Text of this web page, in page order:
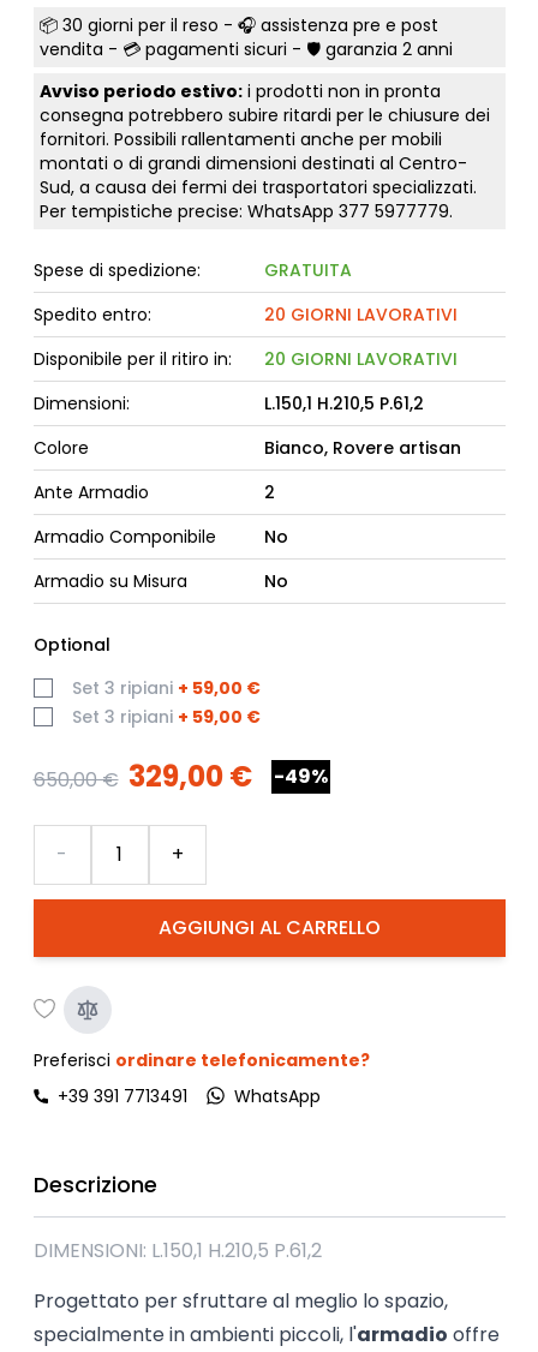
📦 30 giorni per il reso - 🎧 assistenza pre e post
vendita - 💳 pagamenti sicuri - 🛡️ garanzia 2 anni
Avviso periodo estivo:i prodotti non in pronta
consegna potrebbero subire ritardi per le chiusure dei
fornitori. Possibili rallentamenti anche per mobili
montati o di grandi dimensioni destinati al Centro-
Sud, a causa dei fermi dei trasportatori specializzati.
Per tempistiche precise: WhatsApp 377 5977779.
Spese di spedizione:
GRATUITA
Spedito entro:
20 GIORNI LAVORATIVI
Disponibile per il ritiro in:
20 GIORNI LAVORATIVI
Dimensioni:
L.150,1 H.210,5 P.61,2
Colore
Bianco, Rovere artisan
Ante Armadio
2
Armadio Componibile
No
Armadio su Misura
No
Optional
Set 3 ripiani + 59,00 €
Set 3 ripiani + 59,00 €
650,00 € 329,00 € -49%
AGGIUNGI AL CARRELLO
- +
Preferisci ordinare telefonicamente?
+39 391 7713491
WhatsApp
Descrizione
DIMENSIONI: L.150,1 H.210,5 P.61,2
Progettato per sfruttare al meglio lo spazio,
specialmente in ambienti piccoli, l'armadio offre